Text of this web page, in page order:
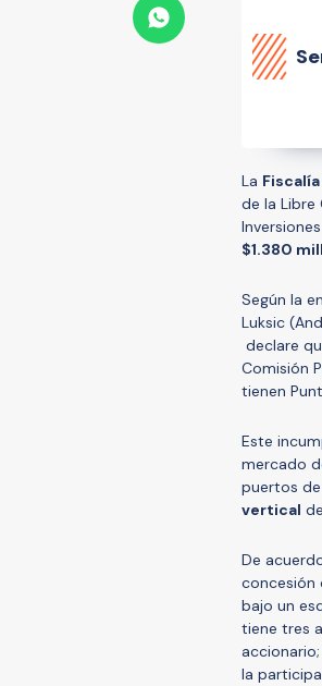
La
de la Libre
$1.380
Según la
Luksic
declare
Comisión
tienen
Este
mercado
puertos
vertical
De
concesión
bajo un
tiene tres
la